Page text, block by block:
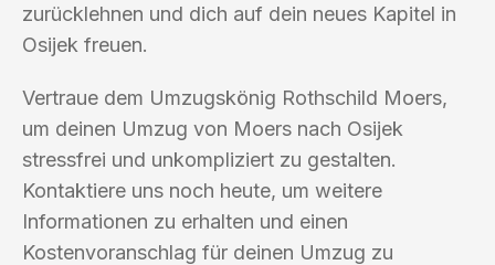
zurücklehnen und dich auf dein neues Kapitel in
Osijek freuen.
Vertraue dem Umzugskönig Rothschild Moers,
um deinen Umzug von Moers nach Osijek
stressfrei und unkompliziert zu gestalten.
Kontaktiere uns noch heute, um weitere
Informationen zu erhalten und einen
Kostenvoranschlag für deinen Umzug zu